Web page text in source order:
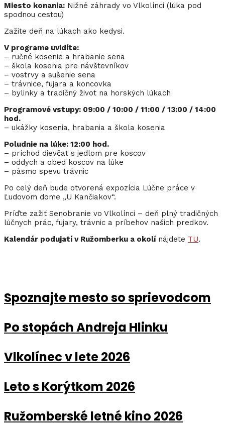
Miesto konania: Nižné záhrady vo Vlkolínci (lúka pod
spodnou cestou)
Zažite deň na lúkach ako kedysi.
V programe uvidíte:
– ručné kosenie a hrabanie sena
– škola kosenia pre návštevníkov
– vostrvy a sušenie sena
– trávnice, fujara a koncovka
– bylinky a tradičný život na horských lúkach
Programové vstupy: 09:00 / 10:00 / 11:00 / 13:00 / 14:00
hod.
– ukážky kosenia, hrabania a škola kosenia
Poludnie na lúke: 12:00 hod.
– príchod dievčat s jedlom pre koscov
– oddych a obed koscov na lúke
– pásmo spevu trávnic
Po celý deň bude otvorená expozícia Lúčne práce v
Ľudovom dome „U Kančiakov“.
Príďte zažiť Senobranie vo Vlkolínci – deň plný tradičných
lúčnych prác, fujary, trávnic a príbehov našich predkov.
Kalendár podujatí v Ružomberku a okolínájdete TU.
Spoznajte mesto so sprievodcom
Po stopách Andreja Hlinku
Vlkolínec v lete 2026
Leto s Korýtkom 2026
Ružomberské letné kino 2026